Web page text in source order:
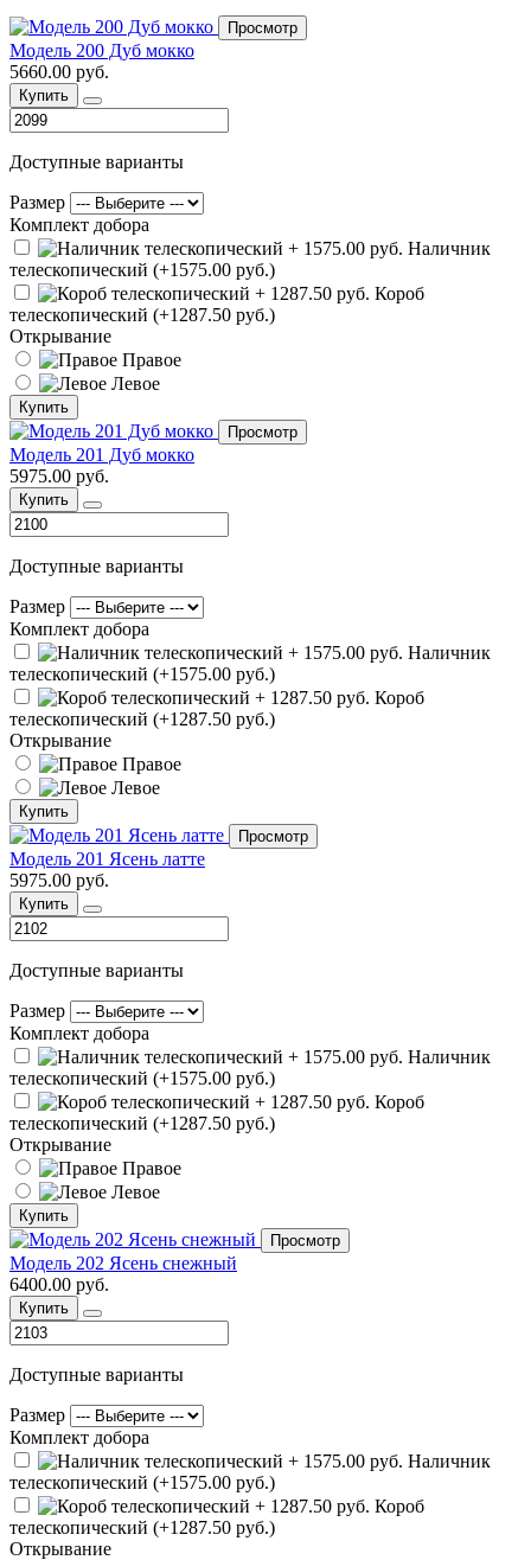
Просмотр
Модель 200 Дуб мокко
5660.00 руб.
Купить
Доступные варианты
Размер
Комплект добора
Наличник
телескопический (+1575.00 руб.)
Короб
телескопический (+1287.50 руб.)
Открывание
Правое
Левое
Купить
Просмотр
Модель 201 Дуб мокко
5975.00 руб.
Купить
Доступные варианты
Размер
Комплект добора
Наличник
телескопический (+1575.00 руб.)
Короб
телескопический (+1287.50 руб.)
Открывание
Правое
Левое
Купить
Просмотр
Модель 201 Ясень латте
5975.00 руб.
Купить
Доступные варианты
Размер
Комплект добора
Наличник
телескопический (+1575.00 руб.)
Короб
телескопический (+1287.50 руб.)
Открывание
Правое
Левое
Купить
Просмотр
Модель 202 Ясень снежный
6400.00 руб.
Купить
Доступные варианты
Размер
Комплект добора
Наличник
телескопический (+1575.00 руб.)
Короб
телескопический (+1287.50 руб.)
Открывание